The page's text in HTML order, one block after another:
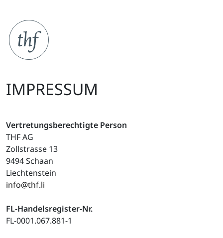
IMPRESSUM
Vertretungsberechtigte Person
THF AG
Zollstrasse 13
9494 Schaan
Liechtenstein
info@thf.li
FL-Handelsregister-Nr.
FL-0001.067.881-1